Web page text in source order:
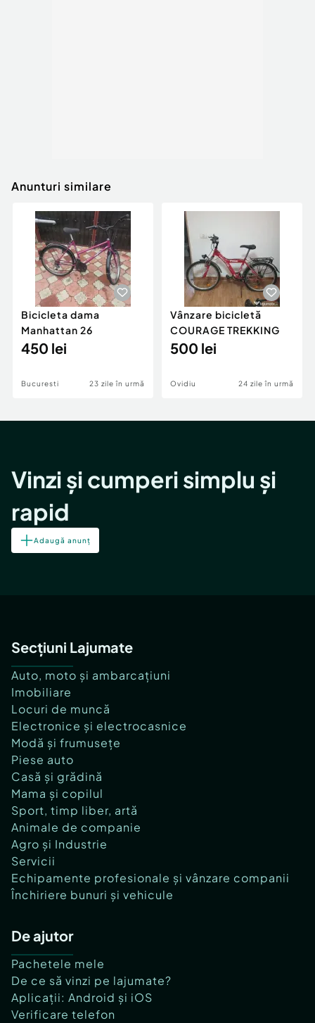
Anunturi similare
Bicicleta dama
Manhattan 26
450 lei
Bucuresti 23 zile în urmă
Vânzare bicicletă
COURAGE TREKKING
500 lei
Ovidiu 24 zile în urmă
Vinzi și cumperi simplu și
rapid
Adaugă anunț
Secțiuni Lajumate
Auto, moto și ambarcațiuni
Imobiliare
Locuri de muncă
Electronice și electrocasnice
Modă și frumusețe
Piese auto
Casă și grădină
Mama și copilul
Sport, timp liber, artă
Animale de companie
Agro și Industrie
Servicii
Echipamente profesionale și vânzare companii
Închiriere bunuri și vehicule
De ajutor
Pachetele mele
De ce să vinzi pe lajumate?
Aplicații: Android și iOS
Verificare telefon